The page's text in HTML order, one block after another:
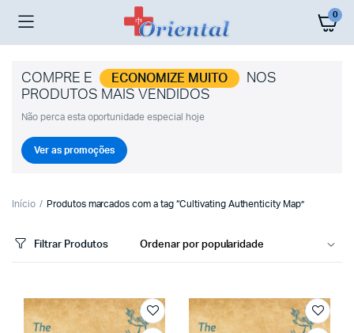
0
COMPRE E ECONOMIZE MUITO
NOS
PRODUTOS MAIS VENDIDOS
Não perca esta oportunidade especial hoje
Ver as promoções
Início Produtos marcados com a tag “Cultivating Authenticity Map”
Filtrar Produtos